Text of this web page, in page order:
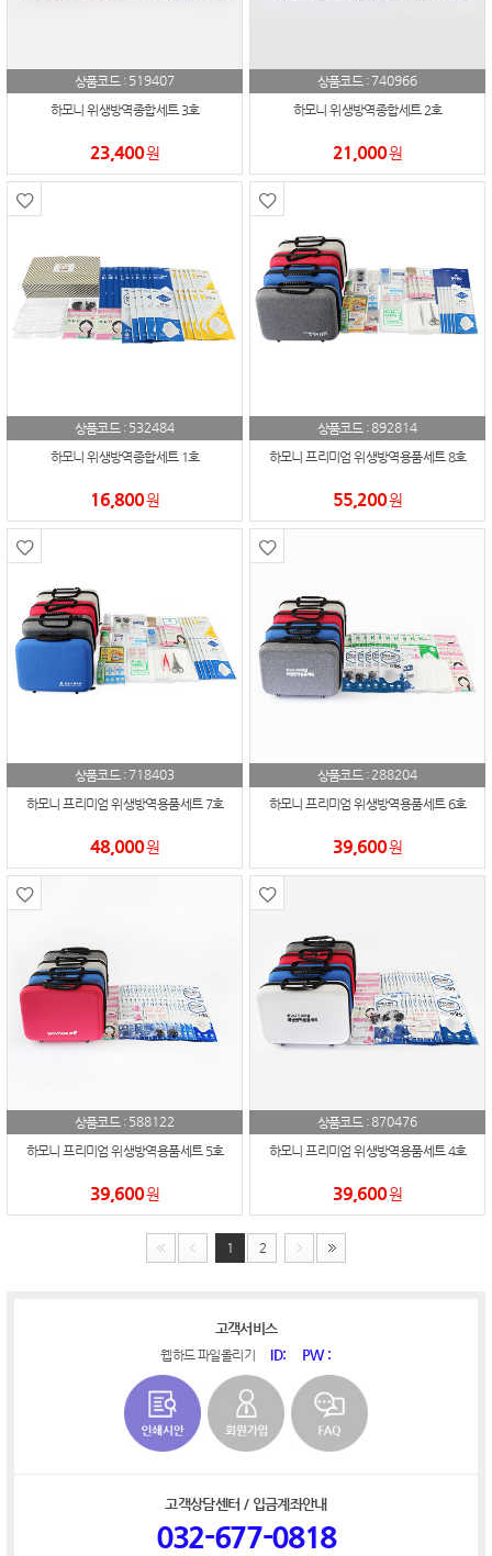
상품코드 : 519407
하모니 위생방역종합세트 3호
23,400원
상품코드 : 740966
하모니 위생방역종합세트 2호
21,000원
상품코드 : 532484
하모니 위생방역종합세트 1호
16,800원
상품코드 :892814
하모니 프리미엄 위생방역용품세트 8호
55,200원
상품코드 : 718403
하모니 프리미엄 위생방역용품세트 7호
48,000원
상품코드 :288204
하모니 프리미엄 위생방역용품세트 6호
39,600원
상품코드 : 588122
하모니 프리미엄 위생방역용품세트 5호
39,600원
상품코드 :870476
하모니 프리미엄 위생방역용품세트 4호
39,600원
1 2
고객서비스
웹하드 파일올리기 ID: PW :
고객상담센터 / 입금계좌안내
032-677-0818